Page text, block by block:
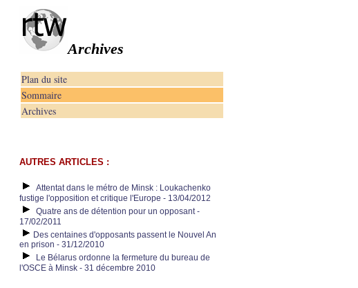
Archives
Plan du site
Sommaire
Archives
AUTRES ARTICLES :
Attentat dans le métro de Minsk : Loukachenko
fustige l'opposition et critique l'Europe - 13/04/2012
Quatre ans de détention pour un opposant -
17/02/2011
Des centaines d'opposants passent le Nouvel An
en prison - 31/12/2010
Le Bélarus ordonne la fermeture du bureau de
l'OSCE à Minsk - 31 décembre 2010